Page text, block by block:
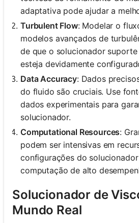
adaptativa pode ajudar a
Turbulent Flow: Modelar o
modelos avançados de
de que o solucionador suporte
esteja devidamente
Data Accuracy: Dados
do fluido são cruciais. Use
dados experimentais para
solucionador.
Computational Resources:
podem ser intensivas em
configurações do
computação de alto
Solucionador de
Mundo Real